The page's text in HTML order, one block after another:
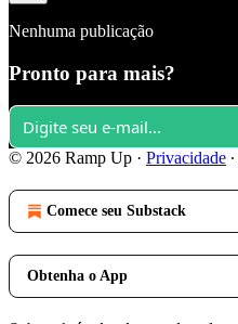
Nenhuma publicação
Pronto para mais?
© 2026 Ramp Up · Privacidade ∙
Comece seu Substack
Obtenha o App